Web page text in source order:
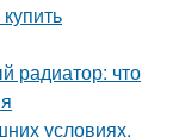
радиатор: что
условиях.